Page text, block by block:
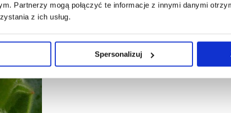
Partnerzy mogą połączyć te informacje z innymi danymi
z ich usług.
Spersonalizuj
Galeria